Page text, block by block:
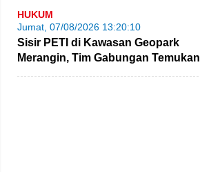
HUKUM
Jumat, 07/08/2026 13:20:10
Sisir PETI di Kawasan Geopark
Merangin, Tim Gabungan Temukan